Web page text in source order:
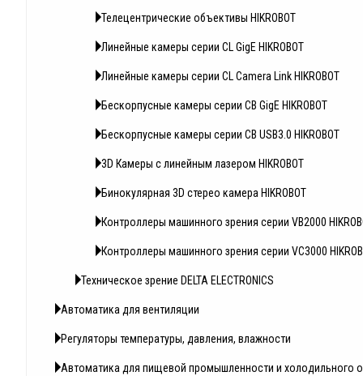
Телецентрические объективы HIKROBOT
Линейные камеры серии CL GigE HIKROBOT
Линейные камеры серии CL Camera Link HIKROBOT
Бескорпусные камеры серии CB GigE HIKROBOT
Бескорпусные камеры серии CB USB3.0 HIKROBOT
3D Камеры с линейным лазером HIKROBOT
Бинокулярная 3D стерео камера HIKROBOT
Контроллеры машинного зрения серии VB2000
Контроллеры машинного зрения серии VC3000
Техническое зрение DELTA ELECTRONICS
Автоматика для вентиляции
Регуляторы температуры, давления, влажности
Автоматика для пищевой промышленности и холодильного